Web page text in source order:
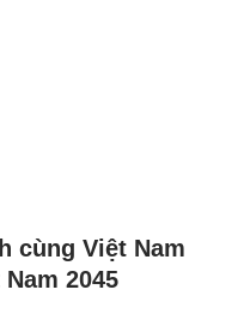
cùng Việt Nam
2045